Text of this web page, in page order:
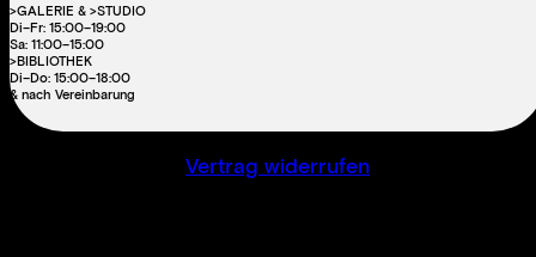
>GALERIE & >STUDIO
Di–Fr: 15:00–19:00
Sa: 11:00–15:00
>BIBLIOTHEK
Di–Do: 15:00–18:00
& nach Vereinbarung
Vertrag widerrufen